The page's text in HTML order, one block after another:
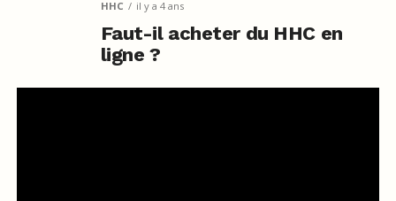
HHC il y a 4 ans
Faut-il acheter du HHC en
ligne ?